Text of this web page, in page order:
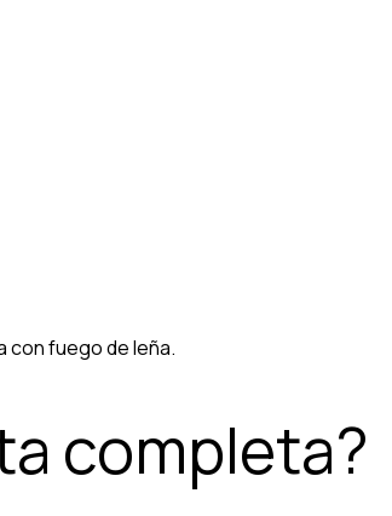
con fuego de leña.
completa?